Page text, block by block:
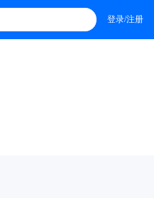
登录/注册